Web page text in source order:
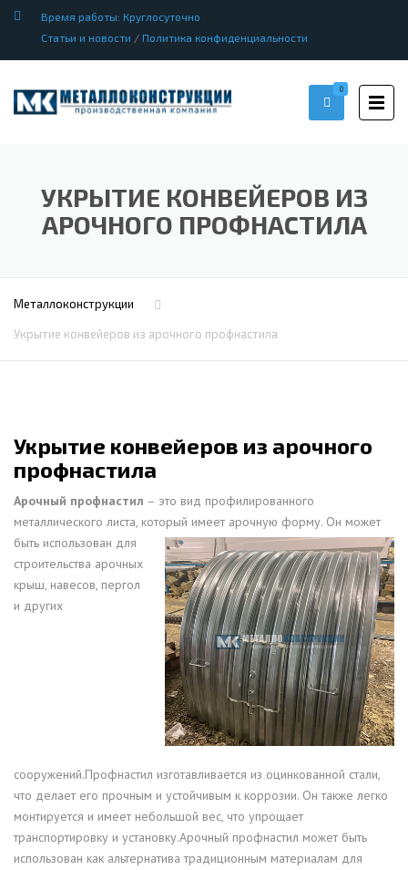
Время работы: Круглосуточно
Статьи и новости / Политика конфиденциальности
0
УКРЫТИЕ КОНВЕЙЕРОВ ИЗ
АРОЧНОГО ПРОФНАСТИЛА
Металлоконструкции
Укрытие конвейеров из арочного профнастила
Укрытие конвейеров из арочного
профнастила
Арочный профнастил – это вид профилированного
металлического листа, который имеет арочную форму. Он может
быть использован для
строительства арочных
крыш, навесов, пергол
и других
сооружений.Профнастил изготавливается из оцинкованной стали,
что делает его прочным и устойчивым к коррозии. Он также легко
монтируется и имеет небольшой вес, что упрощает
транспортировку и установку.Арочный профнастил может быть
использован как альтернатива традиционным материалам для